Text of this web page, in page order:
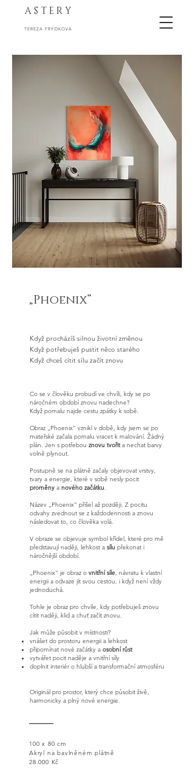
A S T E R Y
TEREZA FRÝDKOVÁ
„Phoenix“
Když procházíš silnou životní změnou
Když potřebuješ pustit něco starého
Když chceš cítit sílu začít znovu​
Co se v člověku probudí ve chvíli, kdy se po
náročném období znovu nadechne?
Když pomalu najde cestu zpátky k sobě.
Obraz „Phoenix“ vznikl v době, kdy jsem se po
mateřské začala pomalu vracet k malování. Žádný
plán. Jen s potřebou znovu tvořita nechat barvy
volně plynout.
Postupně se na plátně začaly objevovat vrstvy,
tvary a energie, které v sobě nesly pocit
proměny a nového začátku.
Název „Phoenix“ přišel až později. Z pocitu
odvahy zvednout se z každodennosti a znovu
následovat to, co člověka volá.
V obraze se objevuje symbol křídel, které pro mě
představují naději, lehkost a sílu překonat i
náročnější období.
„Phoenix“ je obraz o vnitřní síle, návratu k vlastní
energii a odvaze jít svou cestou, i když není vždy
jednoduchá.
Tohle je obraz pro chvíle, kdy potřebuješ znovu
cítit naději, klid a chuť začít znovu.
Jak může působit v místnosti?
vnášet do prostoru energii a lehkost
připomínat nové začátky a osobní růst
vytvářet pocit naděje a vnitřní síly
doplnit interiér o hlubší a transformační atmosféru
Originál pro prostor, který chce působit živě,
harmonicky a plný nové energie.
100 x 80 cm
Akryl na bavlněném plátně
28.000 Kč